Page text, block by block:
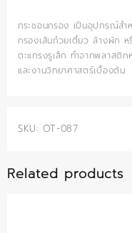
กระชอนกรอง เป็นอุปกรณ์สำ
กรองเส้นก๋วยเตี๋ยว ล้างผัก
ตะแกรงรูเล็ก ทำจากพลาสติก
และงานวิทยาศาสตร์เบื้องต้น
SKU: OT-087
Related products